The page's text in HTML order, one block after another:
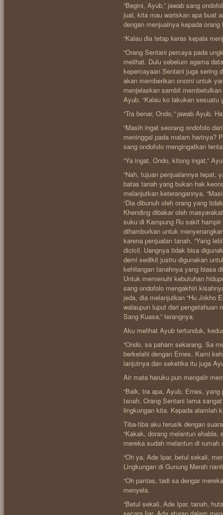
“Begini, Ayub,” jawab sang
jual, kita mau wariskan apa buat
dengan menjualnya kepada
“Kalau dia tetap keras kepala
“Orang Sentani percaya pada
melihat. Dulu sebelum agama
kepercayaan Sentani juga sering
akan memberikan onomi untuk
menjelaskan sambil
Ayub. “Kalau ko lakukan sesuatu
“Tra benar, Ondo,”jawab Ayub.
“Masih ingat seorang ondofolo
meninggal pada malam harinya?
sang ondofolo mengingatkan
“Ya ingat, Ondo, kitong ingat,”
“Nah, tujuan penjualannya tepat,
batas tanah yang bukan hak
melanjutkan keterangannya.
“Dia dibunuh oleh orang yang
Khending dibakar oleh
suku di Kampung Ru sakit
dihamburkan untuk
karena penjualan tanah. “Yang
dicicil. Uangnya tidak bisa
demi sedikit justru digunakan
kehilangan tanahnya yang biasa
Untuk memenuhi kebutuhan
sang ondofolo mengakhiri
jeda, dia melanjutkan “Hu Jokho
walaupun luput dari pengetahuan
Sang Kuasa,” terangnya.
Aku melihat Ayub tertunduk,
“Ondo, sa paham sekarang. Sa
berkelahi dengan Ernes. Kami
lanjutnya dan seketika itu juga
Air mata haruku pun mengalir
“Baik, tra apa, Ayub, Ernes,
tanah. Orang Sentani lama
lingkungan kita. Kepada alamlah
Tiba-tiba aku terusik dengan
“Kakak, dorang melantun ehabla,
mereka sudah melantun di
“Oh ya, Ade Ipar, betul sekali,
Lingkungan di Gunung Merah
“Oh pantas, tadi sa dengar
menyela.
“Betul sekali, Ade Ipar, tanah,